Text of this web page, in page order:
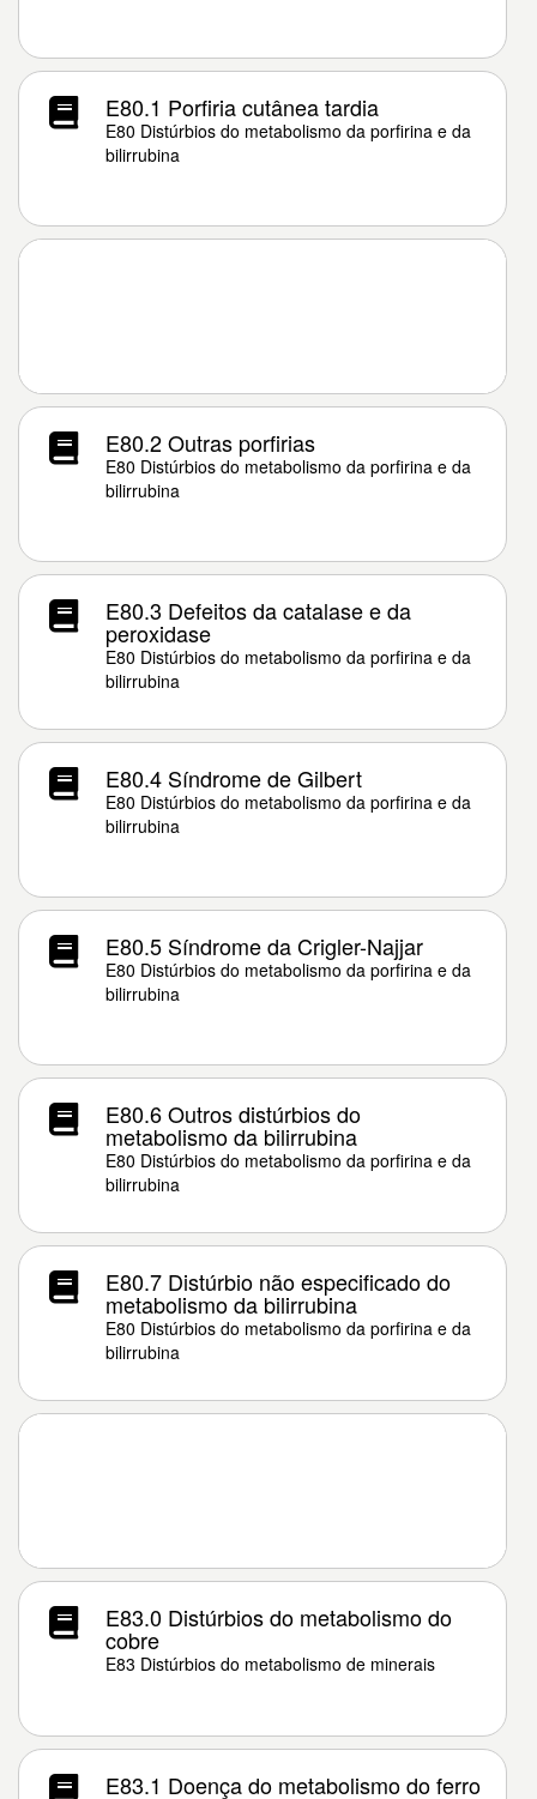
E80.1 Porfiria cutânea tardia
E80 Distúrbios do metabolismo da porfirina e da
bilirrubina
E80.2 Outras porfirias
E80 Distúrbios do metabolismo da porfirina e da
bilirrubina
E80.3 Defeitos da catalase e da
peroxidase
E80 Distúrbios do metabolismo da porfirina e da
bilirrubina
E80.4 Síndrome de Gilbert
E80 Distúrbios do metabolismo da porfirina e da
bilirrubina
E80.5 Síndrome da Crigler-Najjar
E80 Distúrbios do metabolismo da porfirina e da
bilirrubina
E80.6 Outros distúrbios do
metabolismo da bilirrubina
E80 Distúrbios do metabolismo da porfirina e da
bilirrubina
E80.7 Distúrbio não especificado do
metabolismo da bilirrubina
E80 Distúrbios do metabolismo da porfirina e da
bilirrubina
E83.0 Distúrbios do metabolismo do
cobre
E83 Distúrbios do metabolismo de minerais
E83.1 Doença do metabolismo do ferro